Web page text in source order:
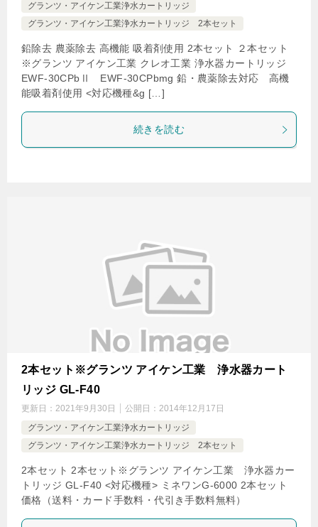
グランツ・アイケン工業浄水カートリッジ
グランツ・アイケン工業浄水カートリッジ 2本セット
鉛除去 農薬除去 高機能 吸着剤使用 2本セット ２本セット
※グランツ アイケン工業 クレオ工業 浄水器カートリッジ
EWF-30CPbⅡ EWF-30CPbmg 鉛・農薬除去対応 高機
能吸着剤使用 <対応機種&g […]
続きを読む
2本セット※グランツ アイケン工業 浄水器カート
リッジ GL-F40
更新日： 2021年9月30日 公開日： 2014年12月17日
グランツ・アイケン工業浄水カートリッジ
グランツ・アイケン工業浄水カートリッジ 2本セット
2本セット 2本セット※グランツ アイケン工業 浄水器カー
トリッジ GL-F40 <対応機種> ミネワンG-6000 2本セット
価格（送料・カード手数料・代引き手数料無料）